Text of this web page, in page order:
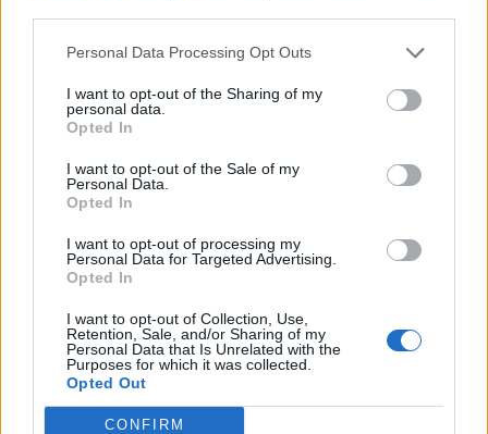
Personal Data Processing Opt Outs
I want to opt-out of the Sharing of my
personal data.
Opted In
I want to opt-out of the Sale of my
Personal Data.
Opted In
I want to opt-out of processing my
Personal Data for Targeted Advertising.
Opted In
I want to opt-out of Collection, Use,
Retention, Sale, and/or Sharing of my
Personal Data that Is Unrelated with the
Purposes for which it was collected.
Opted Out
CONFIRM
PUSL (D. Voiculescu)
PNȚCD (Pavelescu)
PNCR (Terheș)
Partidul Patrioților (Surugiu)
România pe Primul Loc (Ponta)
Altul
Arhiva sondajelor